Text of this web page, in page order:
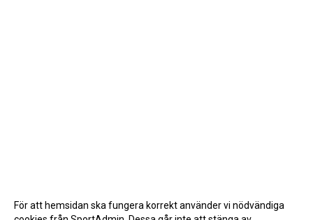
För att hemsidan ska fungera korrekt använder vi nödvändiga